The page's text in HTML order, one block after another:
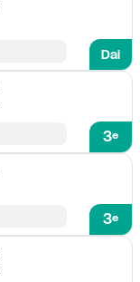
Dai
3e
3e